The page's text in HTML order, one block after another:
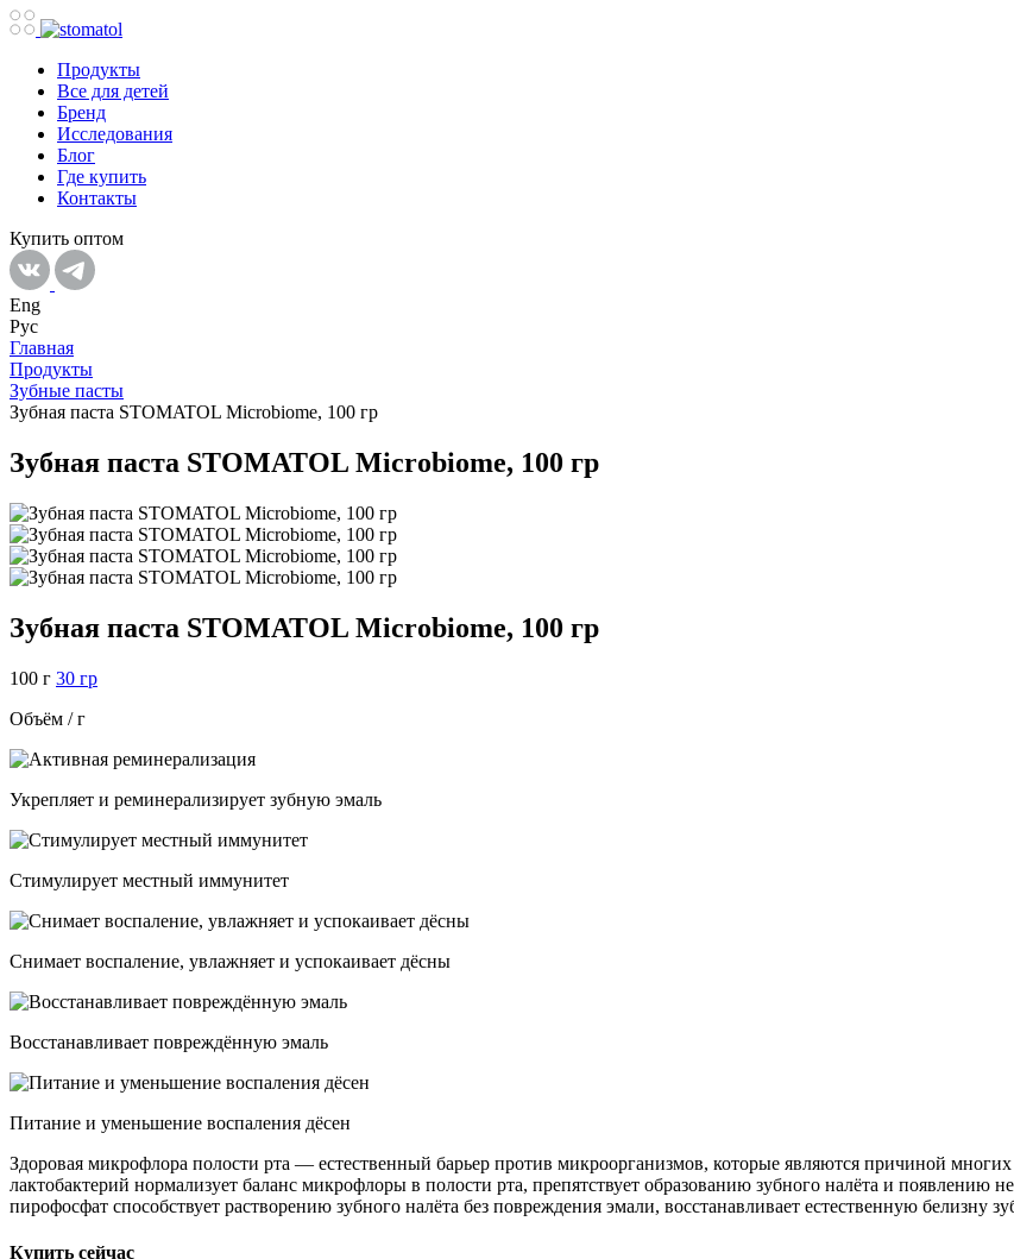
Продукты
Все для детей
Бренд
Исследования
Блог
Где купить
Контакты
Купить оптом
Eng
Рус
Главная
Продукты
Зубные пасты
Зубная паста STOMATOL Microbiome, 100 гр
Зубная паста STOMATOL Microbiome, 100 гр
Зубная паста STOMATOL Microbiome, 100 гр
100 г 30 гр
Объём / г
Укрепляет и реминерализирует зубную эмаль
Стимулирует местный иммунитет
Снимает воспаление, увлажняет и успокаивает дёсны
Восстанавливает повреждённую эмаль
Питание и уменьшение воспаления дёсен
Здоровая микрофлора полости рта — естественный барьер против микроорганизмов, которые являются причиной
лактобактерий нормализует баланс микрофлоры в полости рта, препятствует образованию зубного налёта и появлению
пирофосфат способствует растворению зубного налёта без повреждения эмали, восстанавливает естественную белизну
Купить сейчас